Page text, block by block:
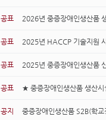
공표 2026년 중증장애인생산품
공표 2025년 HACCP 기술지원
공표 2025년 중증장애인생산품
공표 ★ 중증장애인생산품 생산
공지 중증장애인생산품 S2B(학